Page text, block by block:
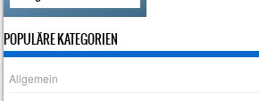
POPULÄRE KATEGORIEN
Allgemein